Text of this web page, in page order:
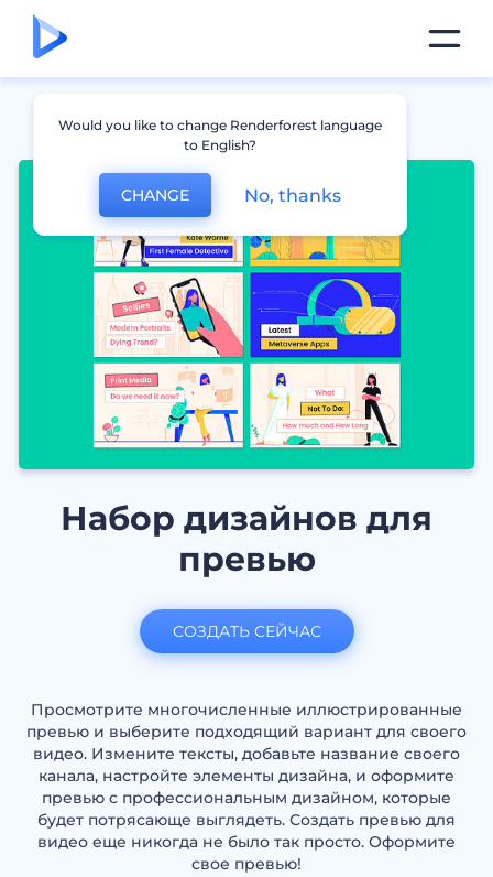
Набор дизайнов для
превью
Просмотрите многочисленные иллюстрированные
превью и выберите подходящий вариант для своего
видео. Измените тексты, добавьте название своего
канала, настройте элементы дизайна, и оформите
превью с профессиональным дизайном, которые
будет потрясающе выглядеть. Создать превью для
видео еще никогда не было так просто. Оформите
свое превью!
СОЗДАТЬ СЕЙЧАС
Would you like to change Renderforest language
to English?
CHANGE No, thanks